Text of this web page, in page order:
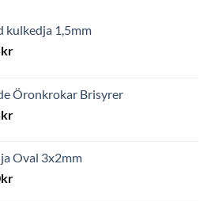
kulkedja 1,5mm
kr
Öronkrokar Brisyrer
kr
Oval 3x2mm
kr